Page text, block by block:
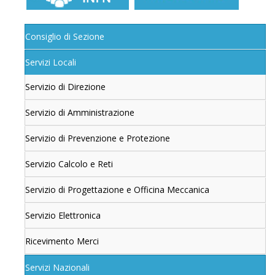
Consiglio di Sezione
Servizi Locali
Servizio di Direzione
Servizio di Amministrazione
Servizio di Prevenzione e Protezione
Servizio Calcolo e Reti
Servizio di Progettazione e Officina Meccanica
Servizio Elettronica
Ricevimento Merci
Servizi Nazionali